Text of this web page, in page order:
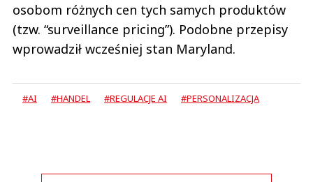
osobom różnych cen tych samych produktów
(tzw. “surveillance pricing”). Podobne przepisy
wprowadził wcześniej stan Maryland.
#AI #HANDEL #REGULACJE AI #PERSONALIZACJA